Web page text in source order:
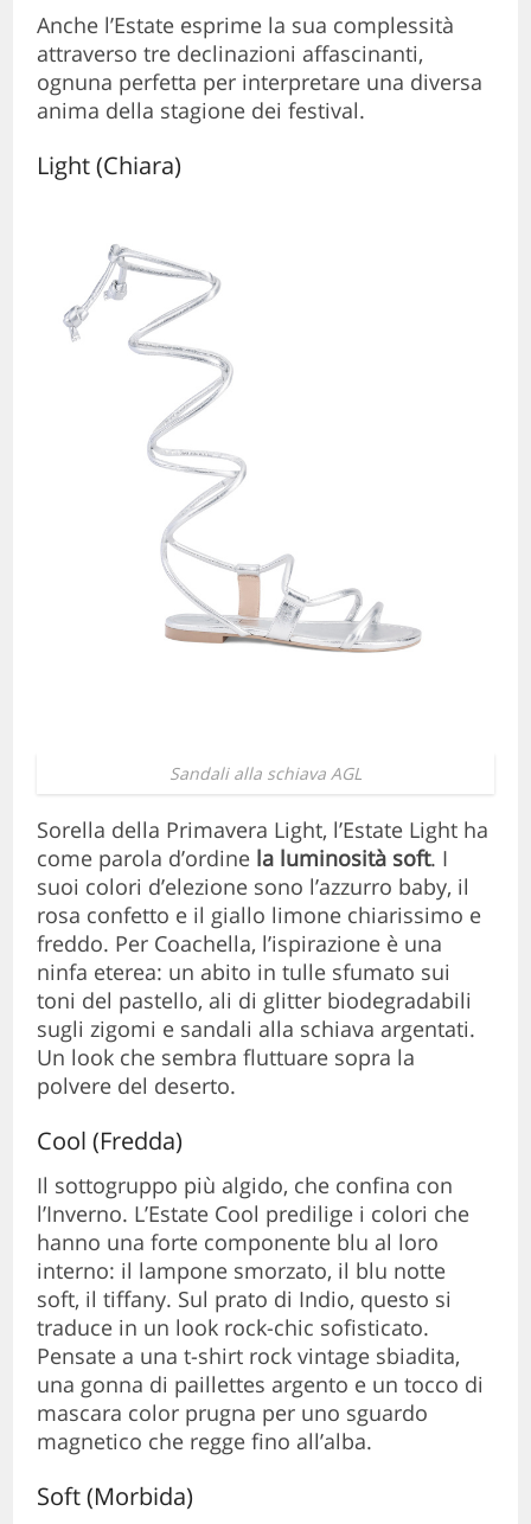
Anche l’Estate esprime la sua complessità
attraverso tre declinazioni affascinanti,
ognuna perfetta per interpretare una diversa
anima della stagione dei festival.
Light (Chiara)
Sandali alla schiava AGL
Sorella della Primavera Light, l’Estate Light ha
come parola d’ordine la luminosità soft. I
suoi colori d’elezione sono l’azzurro baby, il
rosa confetto e il giallo limone chiarissimo e
freddo. Per Coachella, l’ispirazione è una
ninfa eterea: un abito in tulle sfumato sui
toni del pastello, ali di glitter biodegradabili
sugli zigomi e sandali alla schiava argentati.
Un look che sembra fluttuare sopra la
polvere del deserto.
Cool (Fredda)
Il sottogruppo più algido, che confina con
l’Inverno. L’Estate Cool predilige i colori che
hanno una forte componente blu al loro
interno: il lampone smorzato, il blu notte
soft, il tiffany. Sul prato di Indio, questo si
traduce in un look rock-chic sofisticato.
Pensate a una t-shirt rock vintage sbiadita,
una gonna di paillettes argento e un tocco di
mascara color prugna per uno sguardo
magnetico che regge fino all’alba.
Soft (Morbida)